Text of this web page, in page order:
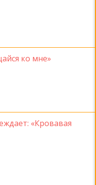
ко мне»
«Кровавая